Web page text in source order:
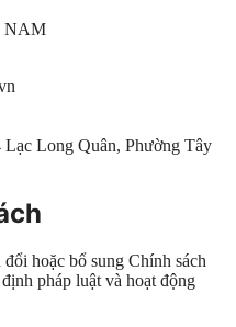
NAM
Long Quân, Phường Tây
hoặc bổ sung Chính sách
pháp luật và hoạt động